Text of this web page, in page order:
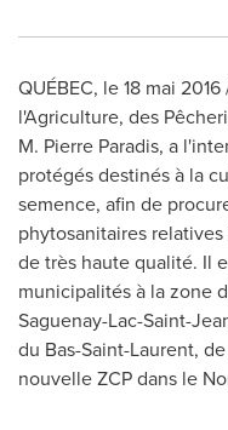
QUÉBEC, le 18 mai
l'Agriculture, des
M. Pierre Paradis, a
protégés destinés à la
semence, afin de
phytosanitaires
de très haute qualité. Il
municipalités à la zone
Saguenay-Lac-Saint-
du Bas-Saint-Laurent,
nouvelle ZCP dans le